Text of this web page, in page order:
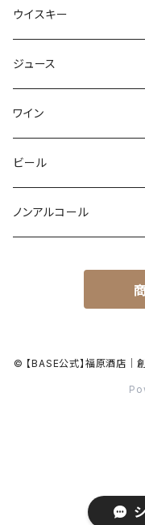
ウイスキー
ジュース
ワイン
ビール
ノンアルコール
© 【BASE公式】福原酒店｜